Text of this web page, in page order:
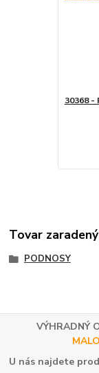
30368 -
Tovar
PODNOSY
VÝHRADNÝ
U nás najdete